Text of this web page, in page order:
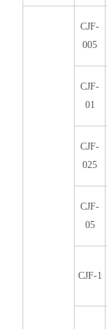
CJF-
005
CJF-
01
CJF-
025
CJF-
05
CJF-1